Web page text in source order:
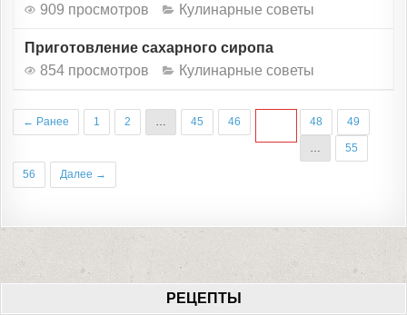
909 просмотров
Кулинарные советы
Приготовление сахарного сиропа
854 просмотров
Кулинарные советы
← Ранее 1 2 45 46 48 49
55
56 Далее →
РЕЦЕПТЫ